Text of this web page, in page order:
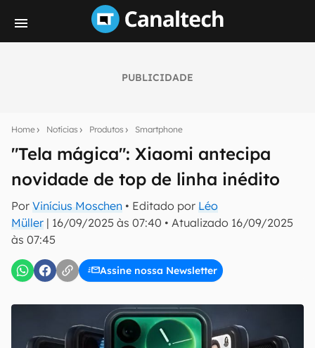
PUBLICIDADE
Home Notícias Produtos Smartphone
"Tela mágica": Xiaomi antecipa
novidade de top de linha inédito
Por Vinícius Moschen • Editado por Léo
Müller | 16/09/2025 às 07:40 • Atualizado 16/09/2025
às 07:45
Assine nossa Newsletter
notícias e reviews sobre tecnologia em primeira
mão.
E-mail
Confirmo que li, aceito e concordo com os